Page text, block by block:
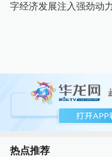
字经济发展注入强劲动力
热点推荐